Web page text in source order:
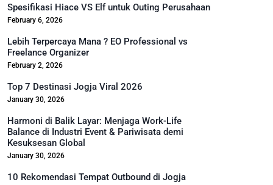
Spesifikasi Hiace VS Elf untuk Outing Perusahaan
February 6, 2026
Lebih Terpercaya Mana ? EO Professional vs
Freelance Organizer
February 2, 2026
Top 7 Destinasi Jogja Viral 2026
January 30, 2026
Harmoni di Balik Layar: Menjaga Work-Life
Balance di Industri Event & Pariwisata demi
Kesuksesan Global
January 30, 2026
10 Rekomendasi Tempat Outbound di Jogja